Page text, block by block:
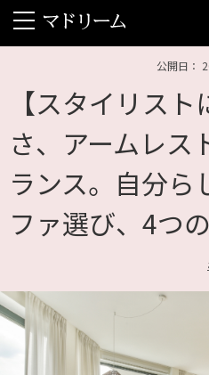
公開日：
【スタイリス
さ、アームレス
ランス。自分ら
ファ選び、4つ